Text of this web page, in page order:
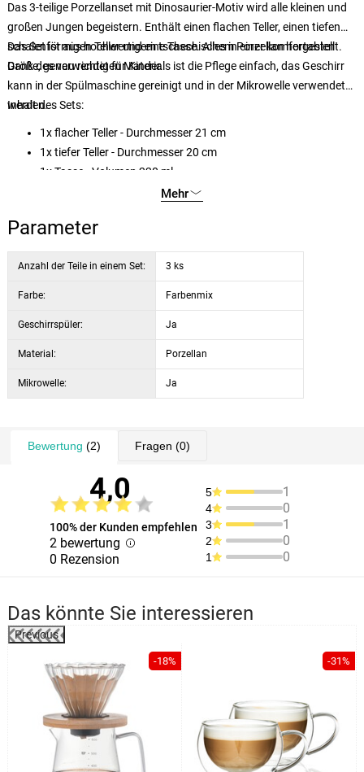
Das 3-teilige Porzellanset mit Dinosaurier-Motiv wird alle kleinen und
großen Jungen begeistern. Enthält einen flachen Teller, einen tiefen
schalenförmigen Teller und eine Tasse. Alles in einer komfortablen
Größe, genau richtig für Kinder.
Das Set ist aus hochwertigem tschechischem Porzellan hergestellt.
Dank des verwendeten Materials ist die Pflege einfach, das Geschirr
kann in der Spülmaschine gereinigt und in der Mikrowelle verwendet
werden.
Inhalt des Sets:
1x flacher Teller - Durchmesser 21 cm
1x tiefer Teller - Durchmesser 20 cm
1x Tasse - Volumen 220 ml
Mehr
Parameter
Anzahl der Teile in einem Set: 3 ks
Farbe: Farbenmix
Geschirrspüler: Ja
Material: Porzellan
Mikrowelle: Ja
Bewertung (2) Fragen (0)
4,0
100% der Kunden empfehlen
2 bewertung
0 Rezension
5 1
4 0
3 1
2 0
1 0
Das könnte Sie interessieren
Previous
-18% -31%